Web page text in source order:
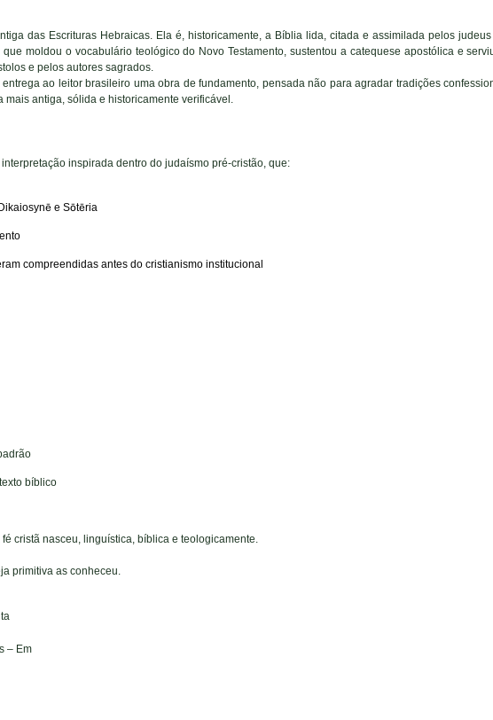
das Escrituras Hebraicas. Ela é, historicamente, a Bíblia lida, citada e assimilada pelos
moldou o vocabulário teológico do Novo Testamento, sustentou a catequese apostólica e
e pelos autores sagrados.
ao leitor brasileiro uma obra de fundamento, pensada não para agradar tradições
mais antiga, sólida e historicamente verificável.
inspirada dentro do judaísmo pré-cristão, que:
ē e Sōtēria
compreendidas antes do cristianismo institucional
bíblico
cristã nasceu, linguística, bíblica e teologicamente.
primitiva as conheceu.
– Em